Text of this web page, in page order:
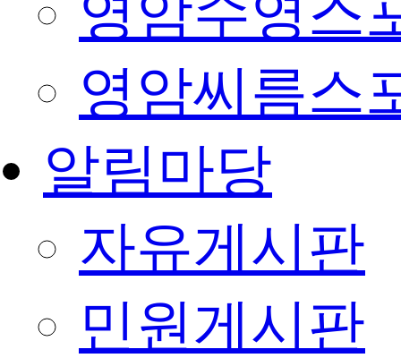
영암수영스
영암씨름스
알림마당
자유게시판
민원게시판